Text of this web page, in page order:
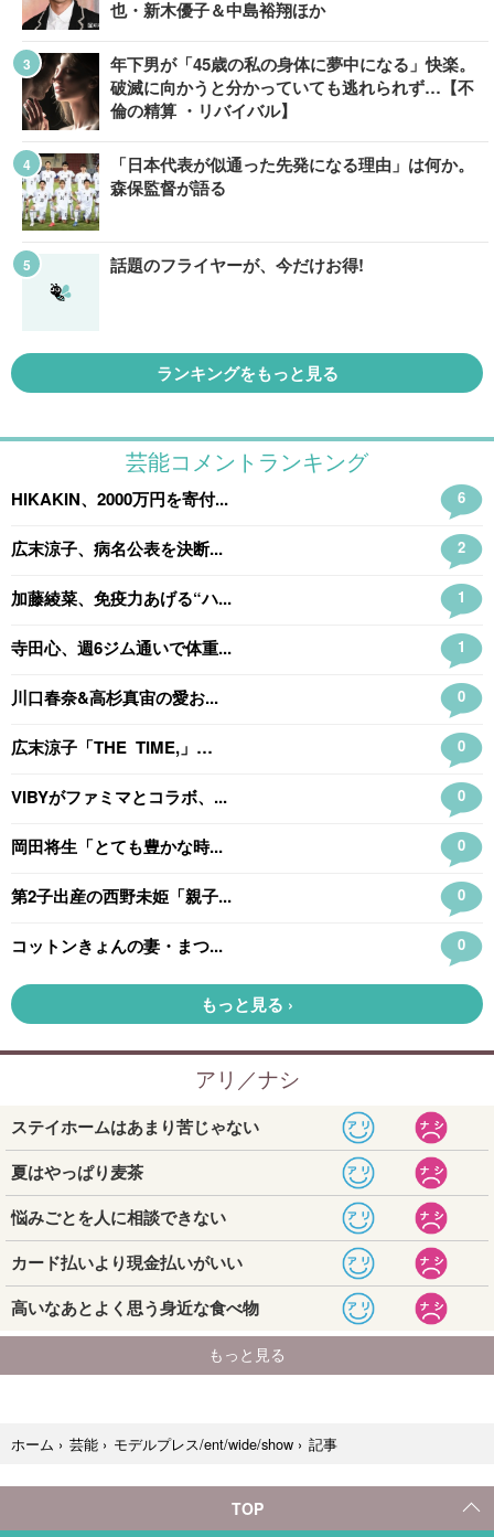
也・新木優子＆中島裕翔ほか
年下男が「45歳の私の身体に夢中になる」快楽。
破滅に向かうと分かっていても逃れられず…【不
倫の精算 ・リバイバル】
「日本代表が似通った先発になる理由」は何か。
森保監督が語る
話題のフライヤーが、今だけお得!
ランキングをもっと見る
ホーム › 芸能 › モデルプレス/ent/wide/show › 記事
TOP